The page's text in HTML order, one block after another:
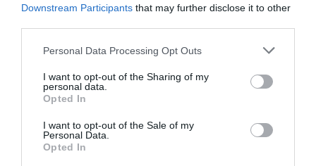
Downstream Participants that may further disclose it to other
Personal Data Processing Opt Outs
I want to opt-out of the Sharing of my
personal data.
Opted In
I want to opt-out of the Sale of my
Personal Data.
Opted In
„Dacă pornești cu premiza că e
imposibil să ajungi în NBA,
degeaba muncești.” Un tânăr a
descoperit importanța pregătirii
mentale și vrea să-i ajute și pe